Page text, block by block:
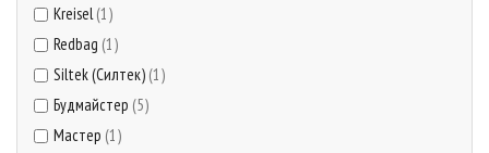
Kreisel(1)
Redbag (1)
Siltek (Силтек) (1)
Будмайстер (5)
Мастер (1)